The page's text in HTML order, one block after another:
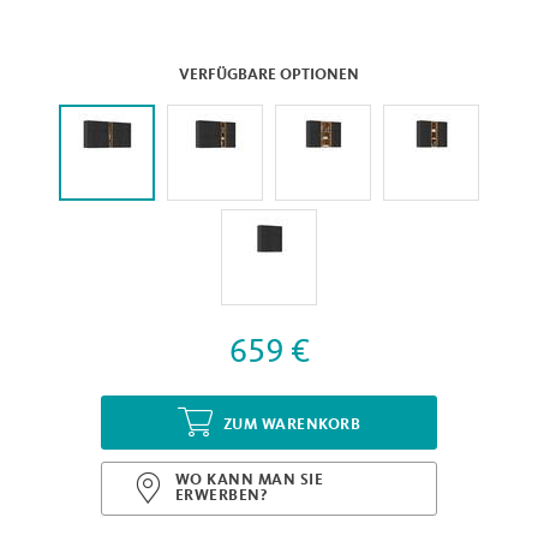
VERFÜGBARE OPTIONEN
659 €
ZUM WARENKORB
WO KANN MAN SIE
ERWERBEN?